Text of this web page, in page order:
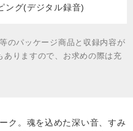
ング(デジタル録音)
のパッケージ商品と収録内容が
りますので、お求めの際は充
ク。魂を込めた深い音、すみ